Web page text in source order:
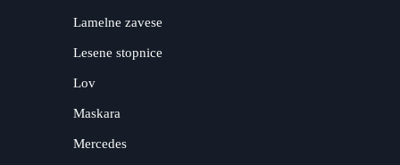
Lamelne zavese
Lesene stopnice
Lov
Maskara
Mercedes